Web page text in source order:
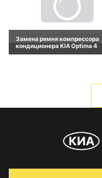
Замена ремня компрессора
кондиционера KIA Optima 4